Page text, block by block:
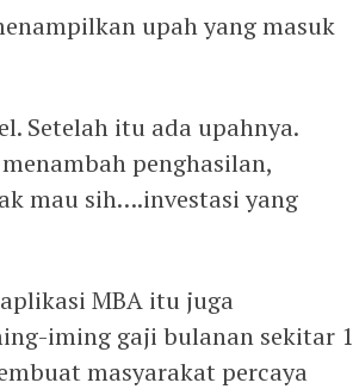
upah yang masuk
Setelah itu ada upahnya.
penghasilan,
mau sih….investasi yang
MBA itu juga
iming gaji bulanan sekitar 1
masyarakat percaya